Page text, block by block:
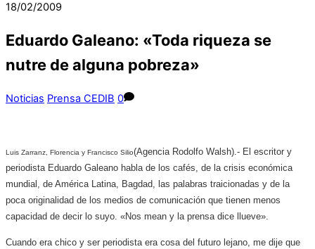
18/02/2009
Eduardo Galeano: «Toda riqueza se
nutre de alguna pobreza»
Noticias Prensa CEDIB 0
Luis Zarranz, Florencia y Francisco Silio(Agencia Rodolfo Walsh).- El escritor y
periodista Eduardo Galeano habla de los cafés, de la crisis económica
mundial, de América Latina, Bagdad, las palabras traicionadas y de la
poca originalidad de los medios de comunicación que tienen menos
capacidad de decir lo suyo. «Nos mean y la prensa dice llueve».
Cuando era chico y ser periodista era cosa del futuro lejano, me dije que